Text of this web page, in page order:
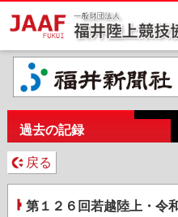
過去の記録
戻る
第１２６回若越陸上・令